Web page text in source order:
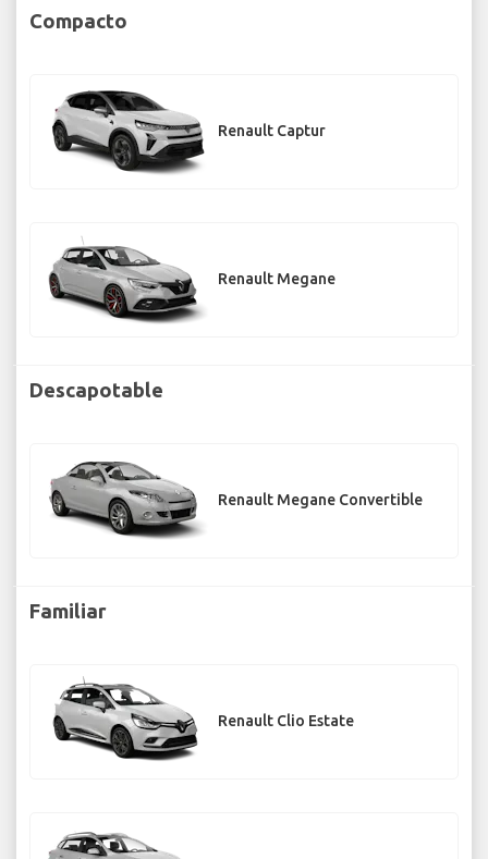
Compacto
Renault Captur
Renault Megane
Descapotable
Renault Megane Convertible
Familiar
Renault Clio Estate